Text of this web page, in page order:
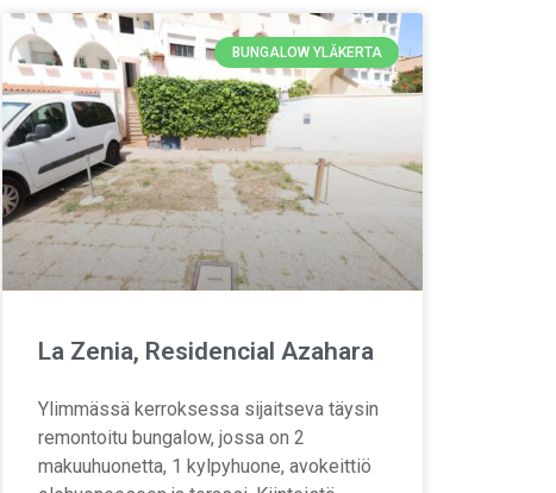
BUNGALOW YLÄKERTA
La Zenia, Residencial Azahara
Ylimmässä kerroksessa sijaitseva täysin
remontoitu bungalow, jossa on 2
makuuhuonetta, 1 kylpyhuone, avokeittiö